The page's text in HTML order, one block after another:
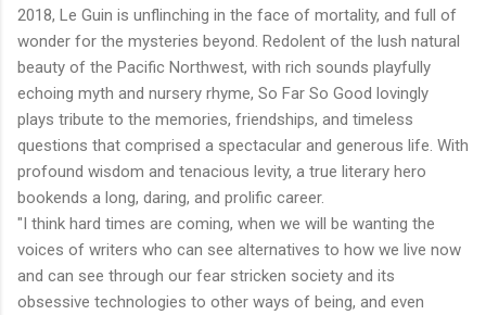
2018, Le Guin is unflinching in the face of mortality, and full of
wonder for the mysteries beyond. Redolent of the lush natural
beauty of the Pacific Northwest, with rich sounds playfully
echoing myth and nursery rhyme, So Far So Good lovingly
plays tribute to the memories, friendships, and timeless
questions that comprised a spectacular and generous life. With
profound wisdom and tenacious levity, a true literary hero
bookends a long, daring, and prolific career.
"I think hard times are coming, when we will be wanting the
voices of writers who can see alternatives to how we live now
and can see through our fear stricken society and its
obsessive technologies to other ways of being, and even